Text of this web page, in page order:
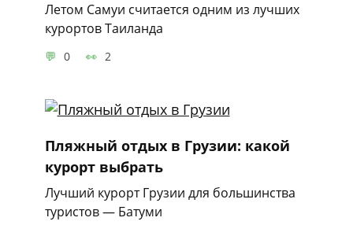
Летом Самуи считается одним из лучших
курортов Таиланда
0 2
Пляжный отдых в Грузии: какой
курорт выбрать
Лучший курорт Грузии для большинства
туристов — Батуми